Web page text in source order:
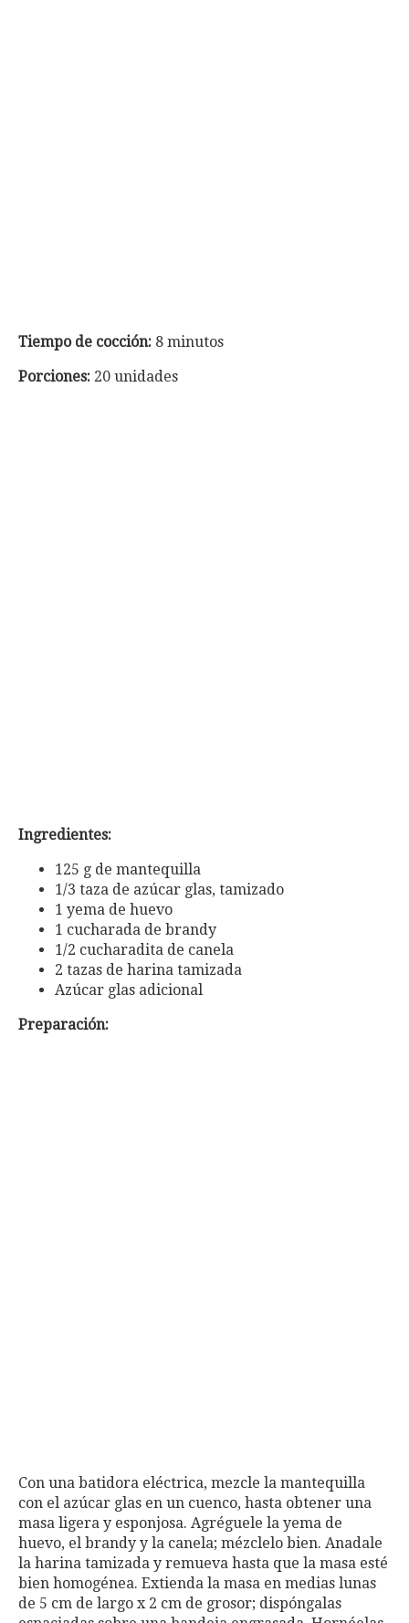
Tiempo de cocción: 8 minutos
Porciones: 20 unidades
Ingredientes:
125 g de mantequilla
1/3 taza de azúcar glas, tamizado
1 yema de huevo
1 cucharada de brandy
1/2 cucharadita de canela
2 tazas de harina tamizada
Azúcar glas adicional
Preparación:
Con una batidora eléctrica, mezcle la mantequilla
con el azúcar glas en un cuenco, hasta obtener una
masa ligera y esponjosa. Agréguele la yema de
huevo, el brandy y la canela; mézclelo bien. Anadale
la harina tamizada y remueva hasta que la masa esté
bien homogénea. Extienda la masa en medias lunas
de 5 cm de largo x 2 cm de grosor; dispóngalas